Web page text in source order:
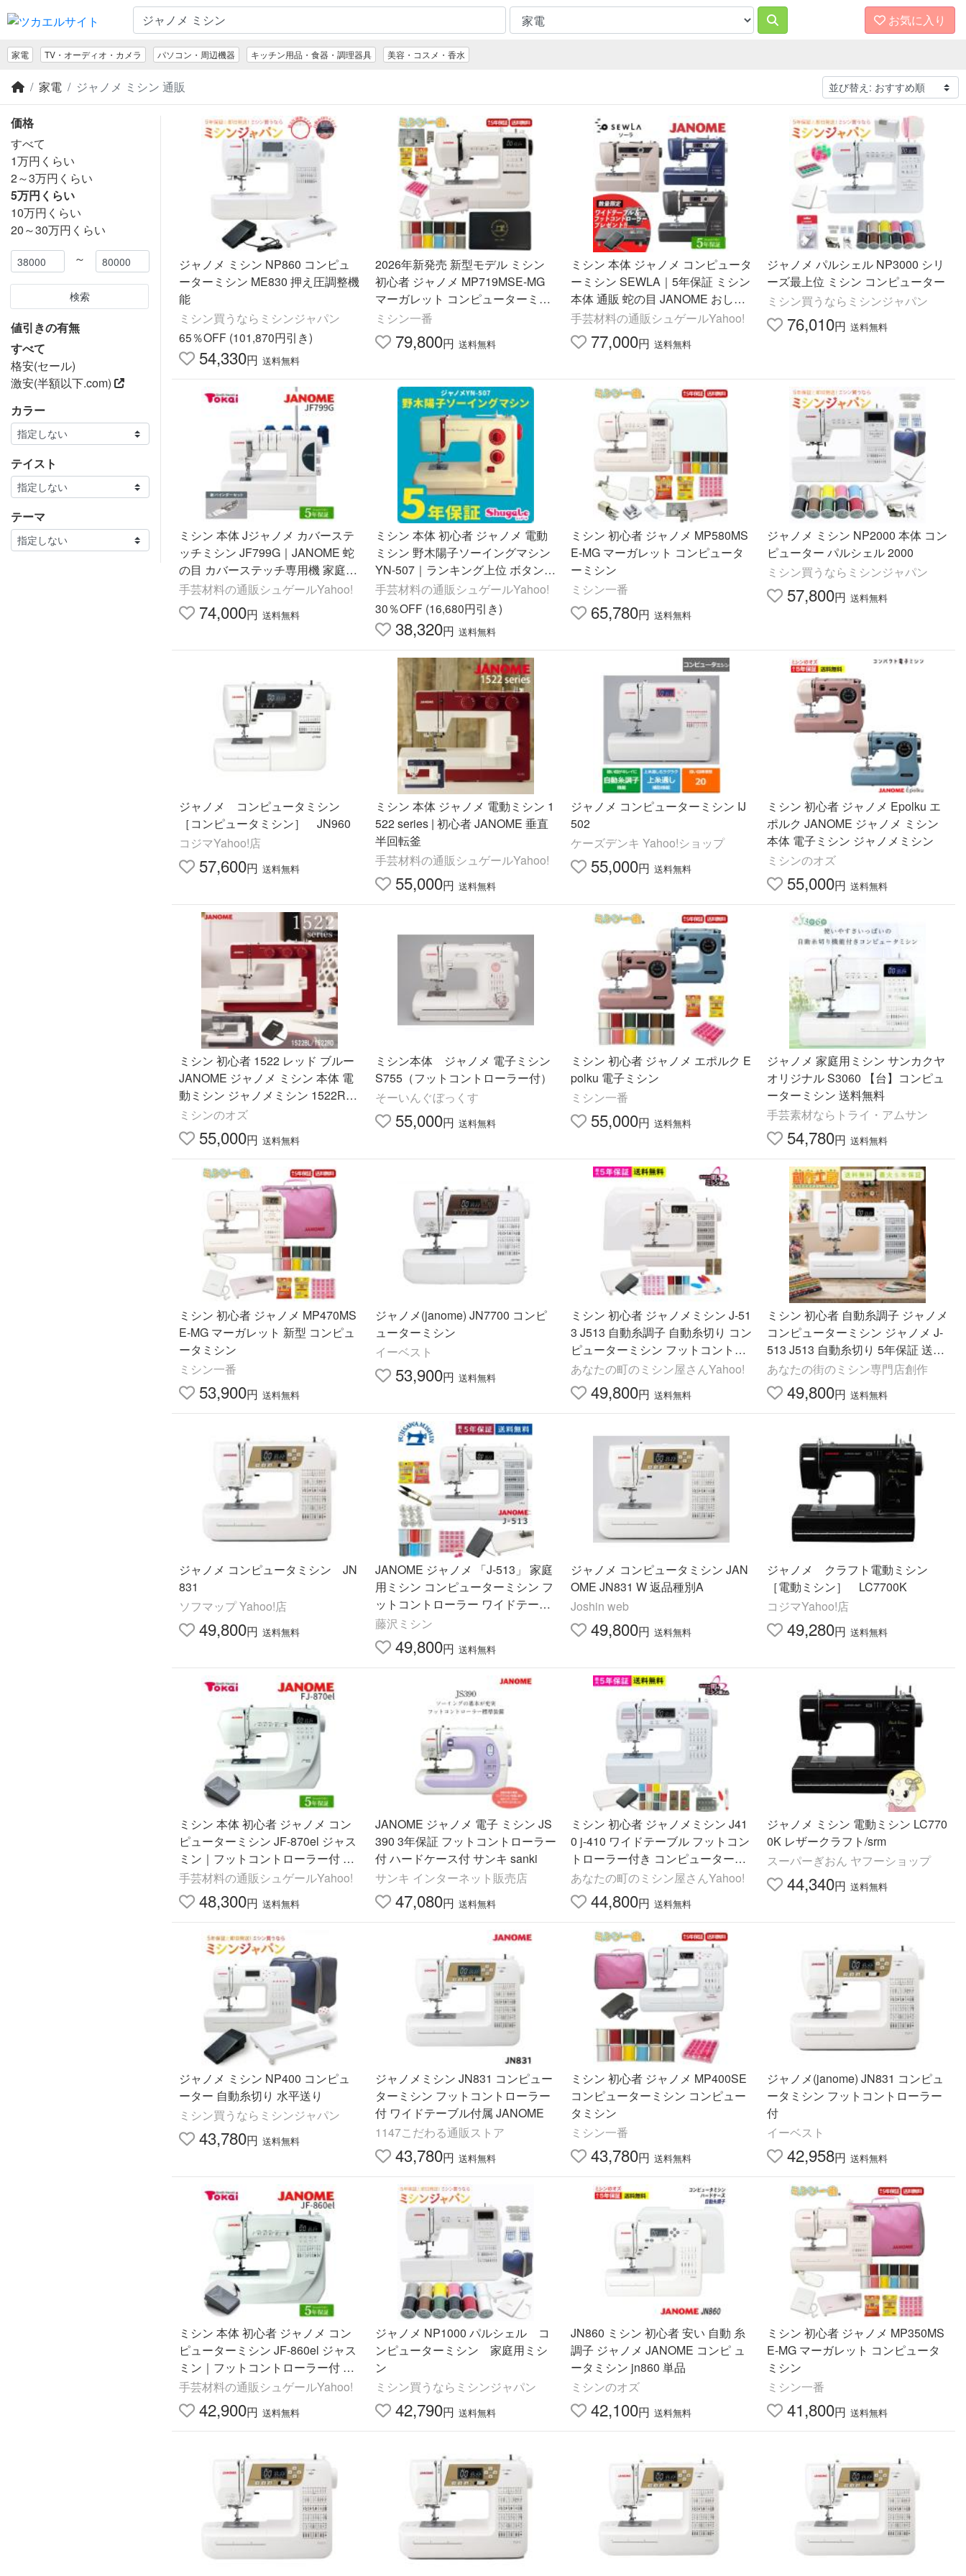
お気に入り
家電 TV・オーディオ・カメラ パソコン・周辺機器 キッチン用品・食器・調理器具 美容・コスメ・香水
家電 ジャノメ ミシン 通販
価格
すべて
1万円くらい
2～3万円くらい
5万円くらい
10万円くらい
20～30万円くらい
～
検索
値引きの有無
すべて
格安(セール)
激安(半額以下.com)
カラー
テイスト
テーマ
ジャノメ ミシン NP860 コンピュ
ーターミシン ME830 押え圧調整機
能
ミシン買うならミシンジャパン
65％OFF (101,870円引き)
54,330円 送料無料
2026年新発売 新型モデル ミシン
初心者 ジャノメ MP719MSE-MG
マーガレット コンピューターミシ
ン
ミシン一番
79,800円 送料無料
ミシン 本体 ジャノメ コンピュータ
ーミシン SEWLA｜5年保証 ミシン
本体 通販 蛇の目 JANOME おしゃ
れ ソーラ 自動糸調子 ボタンホール
手芸材料の通販シュゲールYahoo!
77,000円 送料無料
ジャノメ パルシェル NP3000 シリ
ーズ最上位 ミシン コンピューター
ミシン買うならミシンジャパン
76,010円 送料無料
ミシン 本体 Jジャノメ カバーステ
ッチミシン JF799G｜JANOME 蛇
の目 カバーステッチ専用機 家庭用
通販 トーカイ
手芸材料の通販シュゲールYahoo!
74,000円 送料無料
ミシン 本体 初心者 ジャノメ 電動
ミシン 野木陽子ソーイングマシン
YN-507｜ランキング上位 ボタンホ
ール 充実機能 蛇の目
手芸材料の通販シュゲールYahoo!
30％OFF (16,680円引き)
38,320円 送料無料
ミシン 初心者 ジャノメ MP580MS
E-MG マーガレット コンピュータ
ーミシン
ミシン一番
65,780円 送料無料
ジャノメ ミシン NP2000 本体 コン
ピューター パルシェル 2000
ミシン買うならミシンジャパン
57,800円 送料無料
ジャノメ コンピュータミシン
［コンピュータミシン］ JN960
コジマYahoo!店
57,600円 送料無料
ミシン 本体 ジャノメ 電動ミシン 1
522 series | 初心者 JANOME 垂直
半回転釜
手芸材料の通販シュゲールYahoo!
55,000円 送料無料
ジャノメ コンピューターミシン IJ
502
ケーズデンキ Yahoo!ショップ
55,000円 送料無料
ミシン 初心者 ジャノメ Epolku エ
ポルク JANOME ジャノメ ミシン
本体 電子ミシン ジャノメミシン
ミシンのオズ
55,000円 送料無料
ミシン 初心者 1522 レッド ブルー
JANOME ジャノメ ミシン 本体 電
動ミシン ジャノメミシン 1522RD
1522BL
ミシンのオズ
55,000円 送料無料
ミシン本体 ジャノメ 電子ミシン
S755（フットコントローラー付）
そーいんぐぼっくす
55,000円 送料無料
ミシン 初心者 ジャノメ エポルク E
polku 電子ミシン
ミシン一番
55,000円 送料無料
ジャノメ 家庭用ミシン サンカクヤ
オリジナル S3060 【台】コンピュ
ーターミシン 送料無料
手芸素材ならトライ・アムサン
54,780円 送料無料
ミシン 初心者 ジャノメ MP470MS
E-MG マーガレット 新型 コンピュ
ータミシン
ミシン一番
53,900円 送料無料
ジャノメ(janome) JN7700 コンピ
ューターミシン
イーベスト
53,900円 送料無料
ミシン 初心者 ジャノメミシン J-51
3 J513 自動糸調子 自動糸切り コン
ピューターミシン フットコントロ
ーラー ワイドテーブル 簡単 入園準
備 爆買
あなたの町のミシン屋さんYahoo!
49,800円 送料無料
ミシン 初心者 自動糸調子 ジャノメ
コンピューターミシン ジャノメ J-
513 J513 自動糸切り 5年保証 送料
無料 本体 JANOME 安い コードリ
ール 爆買
あなたの街のミシン専門店創作
49,800円 送料無料
ジャノメ コンピュータミシン JN
831
ソフマップ Yahoo!店
49,800円 送料無料
JANOME ジャノメ 「J-513」 家庭
用ミシン コンピューターミシン フ
ットコントローラー ワイドテーブ
ル 自動糸調子 爆買
藤沢ミシン
49,800円 送料無料
ジャノメ コンピュータミシン JAN
OME JN831 W 返品種別A
Joshin web
49,800円 送料無料
ジャノメ クラフト電動ミシン
［電動ミシン］ LC7700K
コジマYahoo!店
49,280円 送料無料
ミシン 本体 初心者 ジャノメ コン
ピューターミシン JF-870el ジャス
ミン｜フットコントローラー付 か
んたん トーカイ
手芸材料の通販シュゲールYahoo!
48,300円 送料無料
JANOME ジャノメ 電子 ミシン JS
390 3年保証 フットコントローラー
付 ハードケース付 サンキ sanki
サンキ インターネット販売店
47,080円 送料無料
ミシン 初心者 ジャノメミシン J41
0 j-410 ワイドテーブル フットコン
トローラー付き コンピューターミ
シン 自動糸調子 ハードケース クリ
スマス 入園準備 爆買
あなたの町のミシン屋さんYahoo!
44,800円 送料無料
ジャノメ ミシン 電動ミシン LC770
0K レザークラフト/srm
スーパーぎおん ヤフーショップ
44,340円 送料無料
ジャノメ ミシン NP400 コンピュ
ーター 自動糸切り 水平送り
ミシン買うならミシンジャパン
43,780円 送料無料
ジャノメミシン JN831 コンピュー
ターミシン フットコントローラー
付 ワイドテーブル付属 JANOME
1147こだわる通販ストア
43,780円 送料無料
ミシン 初心者 ジャノメ MP400SE
コンピューターミシン コンピュー
タミシン
ミシン一番
43,780円 送料無料
ジャノメ(janome) JN831 コンピュ
ータミシン フットコントローラー
付
イーベスト
42,958円 送料無料
ミシン 本体 初心者 ジャノメ コン
ピューターミシン JF-860el ジャス
ミン｜フットコントローラー付 か
んたん 操作 トーカイ
手芸材料の通販シュゲールYahoo!
42,900円 送料無料
ジャノメ NP1000 パルシェル コ
ンピューターミシン 家庭用ミシ
ン
ミシン買うならミシンジャパン
42,790円 送料無料
JN860 ミシン 初心者 安い 自動 糸
調子 ジャノメ JANOME コンピ ュ
ータミシン jn860 単品
ミシンのオズ
42,100円 送料無料
ミシン 初心者 ジャノメ MP350MS
E-MG マーガレット コンピュータ
ミシン
ミシン一番
41,800円 送料無料